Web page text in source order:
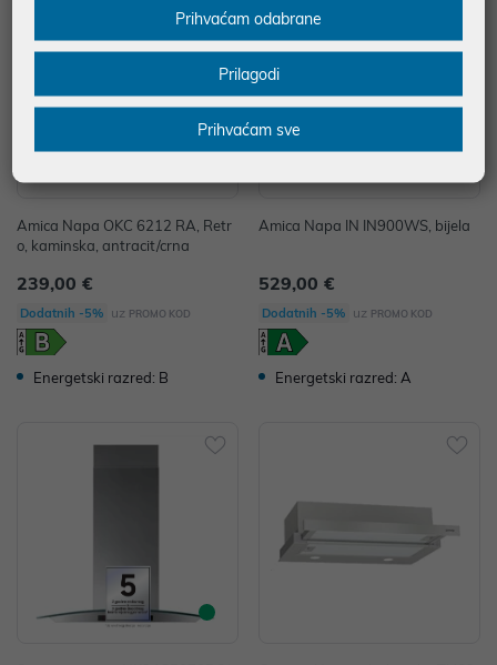
Amica Napa OKC 6212 RA, Retr
o, kaminska, antracit/crna
239,00 €
Dodatnih -5% uz PROMO KOD
Energetski razred: B
Amica Napa IN IN900WS, bijela
529,00 €
Dodatnih -5% uz PROMO KOD
Energetski razred: A
Prihvaćam odabrane
Prilagodi
Prihvaćam sve